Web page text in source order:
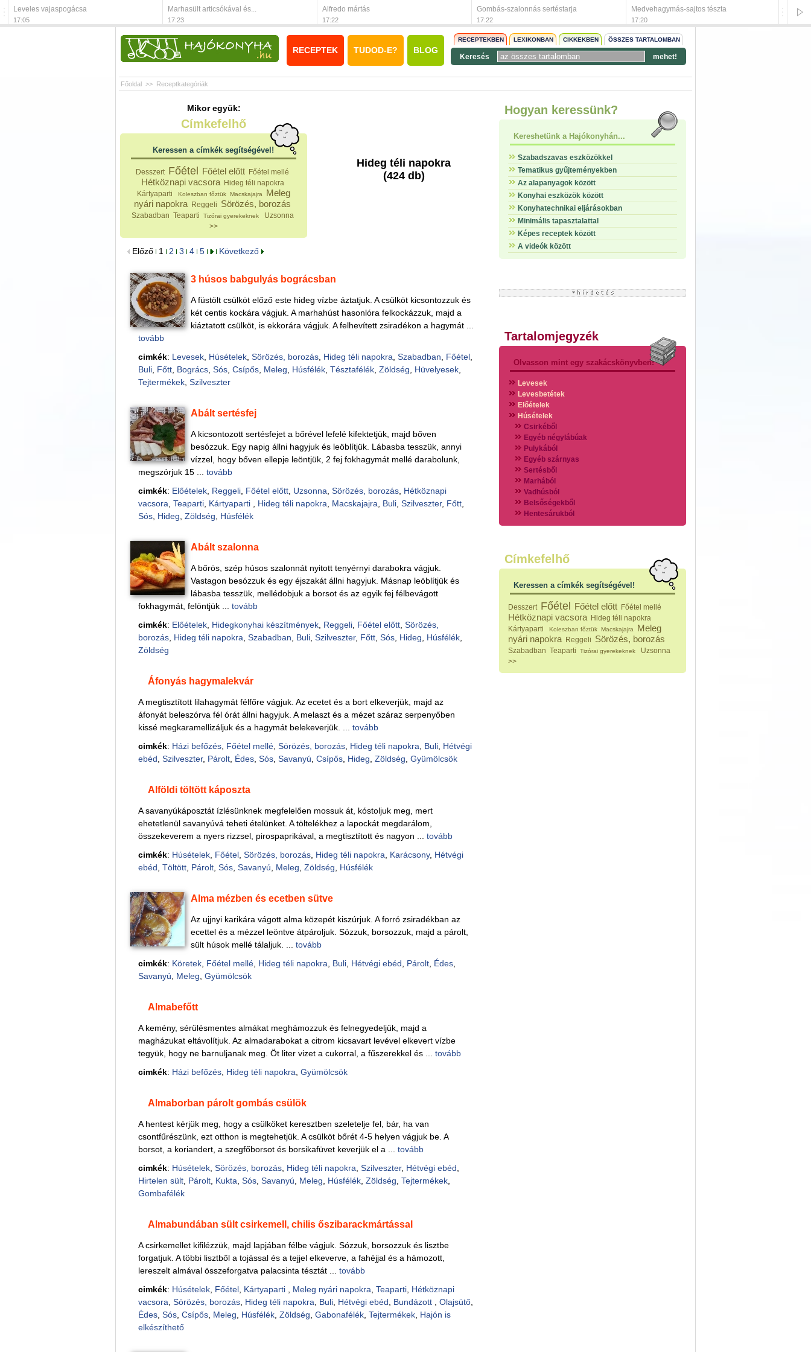
Leveles vajaspogácsa
17:05
Marhasült articsókával és...
17:23
Alfredo mártás
17:22
Gombás-szalonnás sertéstarja
17:22
Medvehagymás-sajtos tészta
17:20
RECEPTEK TUDOD-E? BLOG
RECEPTEKBEN LEXIKONBAN CIKKEKBEN ÖSSZES TARTALOMBAN
Keresés mehet!
Főoldal >> Receptkategóriák
Mikor együk:
Címkefelhő
Keressen a címkék segítségével!
Desszert Főétel Főétel előtt Főétel mellé
Hétköznapi vacsora Hideg téli napokra
Kártyaparti
Koleszban főztük Macskajajra
Meleg
nyári napokra Reggeli Sörözés, borozás
Szabadban Teaparti Tizórai gyerekeknek
Uzsonna
>>
Hideg téli napokra
(424 db)
Előző 1 2 3 4 5 Következő
3 húsos babgulyás bográcsban
A füstölt csülköt előző este hideg vízbe áztatjuk. A csülköt kicsontozzuk és
két centis kockára vágjuk. A marhahúst hasonlóra felkockázzuk, majd a
kiáztatott csülköt, is ekkorára vágjuk. A felhevített zsiradékon a hagymát ...
tovább
cimkék: Levesek, Húsételek, Sörözés, borozás, Hideg téli napokra Szabadban Főétel,
Buli, Főtt, Bogrács, Sós, Csípős, Meleg Húsfélék, Tésztafélék, Zöldség Hüvelyesek,
Tejtermékek, Szilveszter
Abált sertésfej
A kicsontozott sertésfejet a bőrével lefelé kifektetjük, majd bőven
besózzuk. Egy napig állni hagyjuk és leöblítjük. Lábasba tesszük, annyi
vízzel, hogy bőven ellepje leöntjük, 2 fej fokhagymát mellé darabolunk,
megszórjuk 15 ... tovább
cimkék: Előételek, Reggeli, Főétel előtt, Uzsonna Sörözés, borozás, Hétköznapi
vacsora Teaparti, Kártyaparti Hideg téli napokra Macskajajra Buli, Szilveszter, Főtt,
Sós, Hideg Zöldség Húsfélék
Abált szalonna
A bőrös, szép húsos szalonnát nyitott tenyérnyi darabokra vágjuk.
Vastagon besózzuk és egy éjszakát állni hagyjuk. Másnap leöblítjük és
lábasba tesszük, mellédobjuk a borsot és az egyik fej félbevágott
fokhagymát, felöntjük ... tovább
cimkék: Előételek, Hidegkonyhai készítmények, Reggeli, Főétel előtt, Sörözés,
borozás, Hideg téli napokra Szabadban Buli, Szilveszter, Főtt, Sós, Hideg Húsfélék,
Zöldség
Áfonyás hagymalekvár
A megtisztított lilahagymát félfőre vágjuk. Az ecetet és a bort elkeverjük, majd az
áfonyát beleszórva fél órát állni hagyjuk. A melaszt és a mézet száraz serpenyőben
kissé megkaramellizáljuk és a hagymát belekeverjük. ... tovább
cimkék: Házi befőzés, Főétel mellé, Sörözés, borozás, Hideg téli napokra Buli, Hétvégi
ebéd Szilveszter, Párolt, Édes, Sós, Savanyú Csípős, Hideg Zöldség Gyümölcsök
Alföldi töltött káposzta
A savanyúkáposztát ízlésünknek megfelelően mossuk át, kóstoljuk meg, mert
ehetetlenül savanyúvá teheti ételünket. A töltelékhez a lapockát megdarálom,
összekeverem a nyers rizzsel, pirospaprikával, a megtisztított és nagyon ... tovább
cimkék: Húsételek, Főétel, Sörözés, borozás, Hideg téli napokra Karácsony, Hétvégi
ebéd Töltött, Párolt, Sós, Savanyú Meleg Zöldség Húsfélék
Alma mézben és ecetben sütve
Az ujjnyi karikára vágott alma közepét kiszúrjuk. A forró zsiradékban az
ecettel és a mézzel leöntve átpároljuk. Sózzuk, borsozzuk, majd a párolt,
sült húsok mellé tálaljuk. ... tovább
cimkék: Köretek, Főétel mellé, Hideg téli napokra Buli, Hétvégi ebéd Párolt, Édes,
Savanyú
Meleg Gyümölcsök
Almabefőtt
A kemény, sérülésmentes almákat meghámozzuk és felnegyedeljük, majd a
magházukat eltávolítjuk. Az almadarabokat a citrom kicsavart levével elkevert vízbe
tegyük, hogy ne barnuljanak meg. Öt liter vizet a cukorral, a fűszerekkel és ... tovább
cimkék: Házi befőzés, Hideg téli napokra Gyümölcsök
Almaborban párolt gombás csülök
A hentest kérjük meg, hogy a csülköket keresztben szeletelje fel, bár, ha van
csontfűrészünk, ezt otthon is megtehetjük. A csülköt bőrét 4-5 helyen vágjuk be. A
borsot, a koriandert, a szegfőborsot és borsikafüvet keverjük el a ... tovább
cimkék: Húsételek, Sörözés, borozás, Hideg téli napokra Szilveszter, Hétvégi ebéd
Hirtelen sült, Párolt, Kukta Sós, Savanyú Meleg Húsfélék, Zöldség Tejtermékek,
Gombafélék
Almabundában sült csirkemell, chilis őszibarackmártással
A csirkemellet kifilézzük, majd lapjában félbe vágjuk. Sózzuk, borsozzuk és lisztbe
forgatjuk. A többi lisztből a tojással és a tejjel elkeverve, a fahéjjal és a hámozott,
lereszelt almával összeforgatva palacsinta tésztát ... tovább
cimkék: Húsételek, Főétel, Kártyaparti Meleg nyári napokra Teaparti, Hétköznapi
vacsora Sörözés, borozás, Hideg téli napokra Buli, Hétvégi ebéd Bundázott Olajsütő,
Édes, Sós, Csípős, Meleg Húsfélék, Zöldség Gabonafélék, Tejtermékek, Hajón is
elkészíthető
Hogyan keressünk?
Kereshetünk a Hajókonyhán...
Szabadszavas eszközökkel
Tematikus gyűjteményekben
Az alapanyagok között
Konyhai eszközök között
Konyhatechnikai eljárásokban
Minimális tapasztalattal
Képes receptek között
A videók között
Tartalomjegyzék
Olvasson mint egy szakácskönyvben!
Levesek
Levesbetétek
Előételek
Húsételek
Csirkéből
Egyéb négylábúak
Pulykából
Egyéb szárnyas
Sertésből
Marhából
Vadhúsból
Belsőségekből
Hentesárukból
Vadszárnyasokból
Halak
Hidegvérűek
Klasszikus főzelékek
Hústalan feltétek
Zöldséges ételek
Saláták
Hidegkonyhai készítmények
Főtt tészták
Zsiradékban sült tészták
Címkefelhő
Keressen a címkék segítségével!
Desszert Főétel Főétel előtt Főétel mellé
Hétköznapi vacsora Hideg téli napokra
Kártyaparti
Koleszban főztük Macskajajra
Meleg
nyári napokra Reggeli Sörözés, borozás
Szabadban Teaparti Tizórai gyerekeknek
Uzsonna
>>